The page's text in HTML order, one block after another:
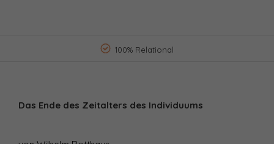
100% Relational
Das Ende des Zeitalters des Individuums